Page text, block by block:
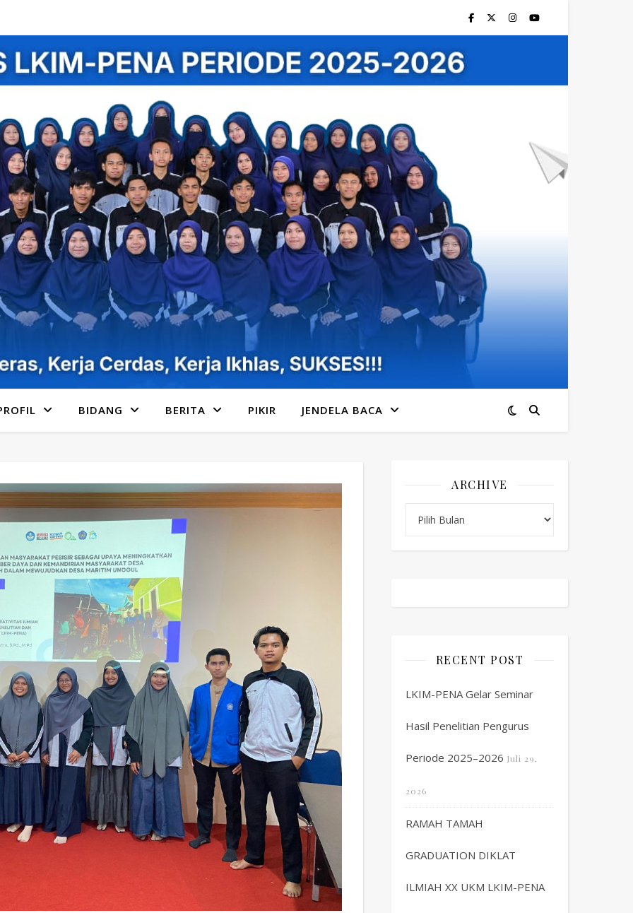
BIDANG BERITA PIKIR JENDELA BACA
ARCHIVE
RECENT POST
LKIM-PENA Gelar Seminar
Hasil Penelitian Pengurus
Periode 2025–2026 Juli 29,
2026
RAMAH TAMAH
GRADUATION DIKLAT
ILMIAH XX UKM LKIM-PENA